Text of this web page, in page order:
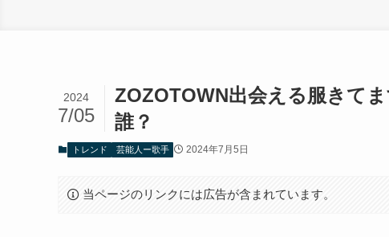
ZOZOTOWN出会える服きて
誰？
2024
7/05
トレンド 芸能人ー歌手 2024年7月5日
当ページのリンクには広告が含まれています。